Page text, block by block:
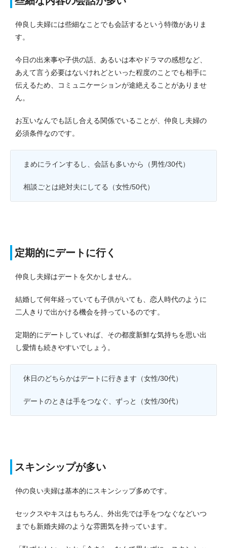
仲良し夫婦には些細なことでも会話するという特徴がありま
す。
今日の出来事や子供の話、あるいは本やドラマの感想など、
あえて言う必要はないけれどといった程度のことでも相手に
伝えるため、コミュニケーションが途絶えることがありませ
ん。
お互いなんでも話し合える関係でいることが、仲良し夫婦の
必須条件なのです。
まめにラインするし、会話も多いから（男性/30代）
相談ごとは絶対夫にしてる（女性/50代）
定期的にデートに行く
仲良し夫婦はデートを欠かしません。
結婚して何年経っていても子供がいても、恋人時代のように
二人きりで出かける機会を持っているのです。
定期的にデートしていれば、その都度新鮮な気持ちを思い出
し愛情も続きやすいでしょう。
休日のどちらかはデートに行きます（女性/30代）
デートのときは手をつなぐ、ずっと（女性/30代）
スキンシップが多い
仲の良い夫婦は基本的にスキンシップ多めです。
セックスやキスはもちろん、外出先では手をつなぐなどいつ
までも新婚夫婦のような雰囲気を持っています。